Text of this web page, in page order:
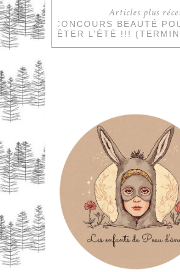
Articles plus
UN CONCOURS BEAUTÉ
FÊTER L’ÉTÉ !!!